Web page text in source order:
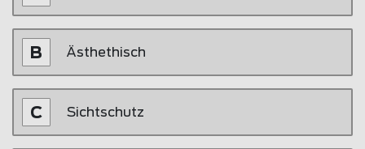
Ästhethisch
Sichtschutz